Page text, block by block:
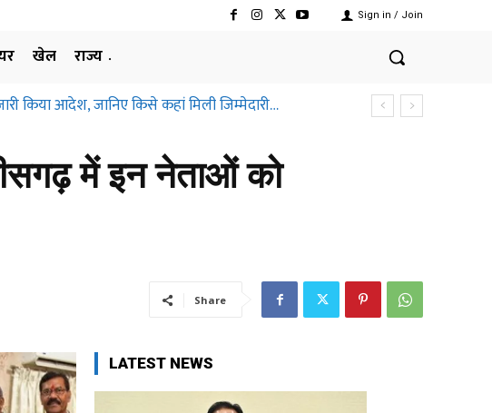
Sign in / Join
खेल
राज्य
किया आदेश, जानिए किसे कहां मिली जिम्मेदारी…
में इन नेताओं को
Share
LATEST NEWS